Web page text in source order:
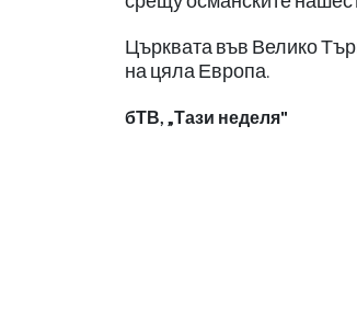
Църквата във Велико
на цяла Европа.
бТВ, „Тази неделя"